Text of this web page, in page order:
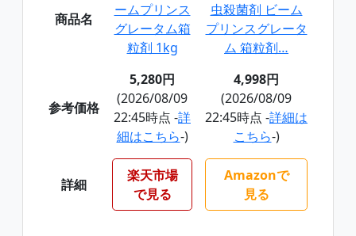
商品名
ームプリンス
グレータム箱
粒剤 1kg
虫殺菌剤 ビーム
プリンスグレータ
ム 箱粒剤…
参考価格
5,280円
(2026/08/09
22:45時点 -詳
細はこちら-)
4,998円
(2026/08/09
22:45時点 -詳細は
こちら-)
詳細
楽天市場
で見る
Amazonで
見る